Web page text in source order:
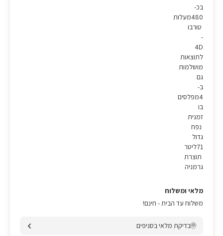
בכ-
480מעלות
טורבו
-
4D
לתוצאות
מושלמות
גם
ב-
4מפלסים
בו
זמנית
נפח
גדול
71ליטר
תוצרת
גרמניה
מלאי ומשלוח
משלוח עד הבית - חינם!
בדיקת מלאי בסניפים